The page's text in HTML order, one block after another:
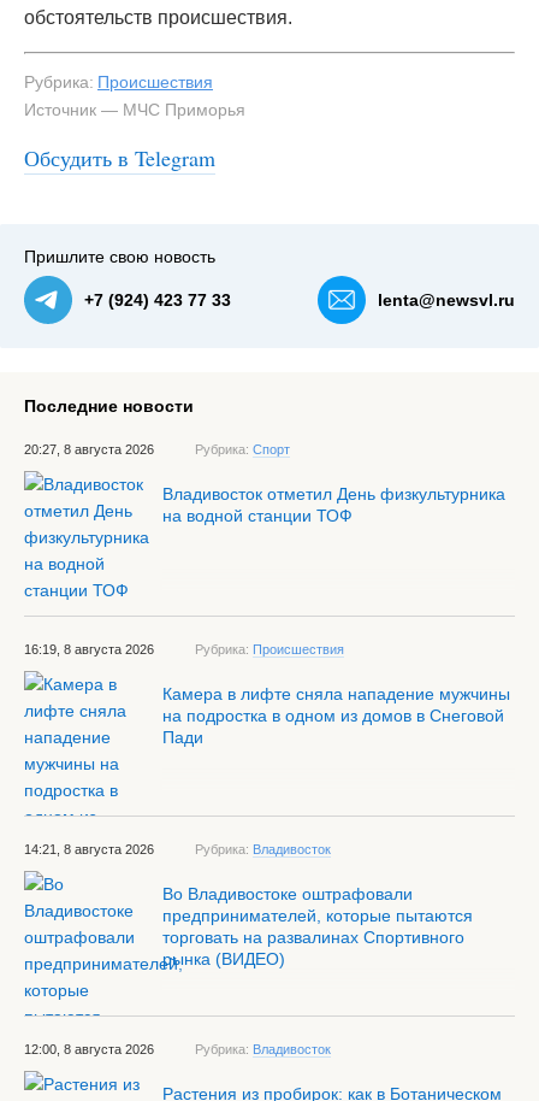
обстоятельств происшествия.
Рубрика: Происшествия
Источник — МЧС Приморья
Обсудить в Telegram
#3
Пришлите свою новость
+7 (924) 423 77 33 lenta@newsvl.ru
Последние новости
20:27, 8 августа 2026 Рубрика: Спорт
Владивосток отметил День физкультурника
на водной станции ТОФ
16:19, 8 августа 2026 Рубрика: Происшествия
Камера в лифте сняла нападение мужчины
на подростка в одном из домов в Снеговой
Пади
14:21, 8 августа 2026 Рубрика: Владивосток
Во Владивостоке оштрафовали
предпринимателей, которые пытаются
торговать на развалинах Спортивного
рынка (ВИДЕО)
12:00, 8 августа 2026 Рубрика: Владивосток
Растения из пробирок: как в Ботаническом